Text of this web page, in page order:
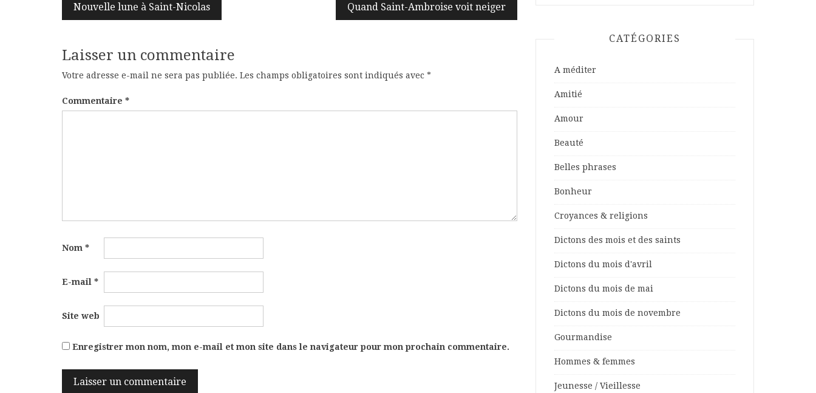
Nouvelle lune à Saint-Nicolas Quand Saint-Ambroise voit neiger
Laisser un commentaire
Votre adresse e-mail ne sera pas publiée. Les champs obligatoires sont indiqués avec *
Commentaire *
Nom *
E-mail *
Site web
Enregistrer mon nom, mon e-mail et mon site dans le navigateur pour mon prochain commentaire.
CATÉGORIES
A méditer
Amitié
Amour
Beauté
Belles phrases
Bonheur
Croyances & religions
Dictons des mois et des saints
Dictons du mois d'avril
Dictons du mois de mai
Dictons du mois de novembre
Gourmandise
Hommes & femmes
Jeunesse / Vieillesse